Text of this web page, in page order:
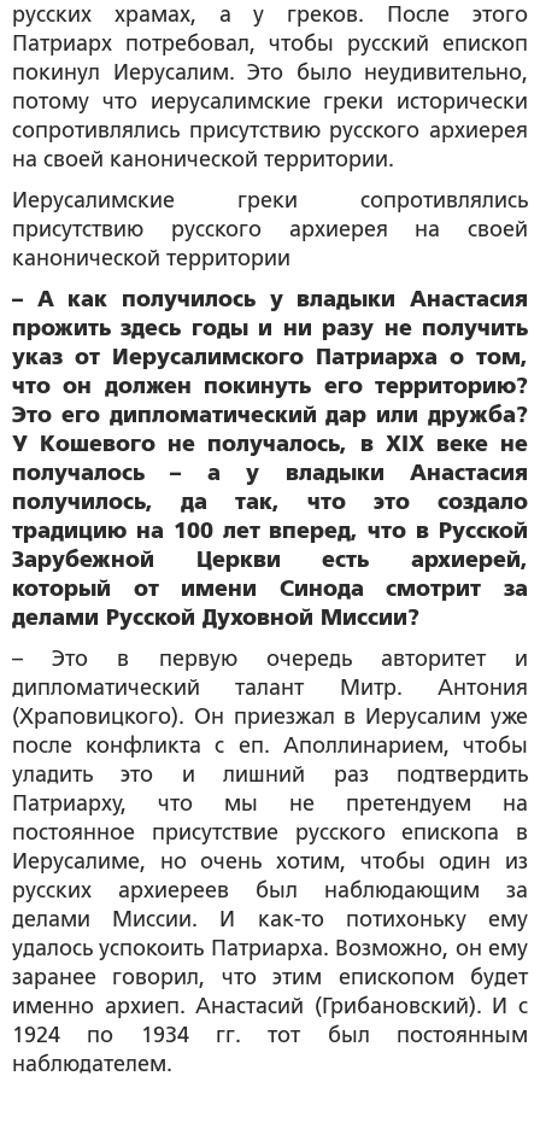
русских храмах, а у греков. После этого
Патриарх потребовал, чтобы русский епископ
покинул Иерусалим. Это было неудивительно,
потому что иерусалимские греки исторически
сопротивлялись присутствию русского архиерея
на своей канонической территории.
Иерусалимские греки сопротивлялись
присутствию русского архиерея на своей
канонической территории
– А как получилось у владыки Анастасия
прожить здесь годы и ни разу не получить
указ от Иерусалимского Патриарха о том,
что он должен покинуть его территорию?
Это его дипломатический дар или дружба?
У Кошевого не получалось, в XIX веке не
получалось – а у владыки Анастасия
получилось, да так, что это создало
традицию на 100 лет вперед, что в Русской
Зарубежной Церкви есть архиерей,
который от имени Синода смотрит за
делами Русской Духовной Миссии?
– Это в первую очередь авторитет и
дипломатический талант Митр. Антония
(Храповицкого). Он приезжал в Иерусалим уже
после конфликта с еп. Аполлинарием, чтобы
уладить это и лишний раз подтвердить
Патриарху, что мы не претендуем на
постоянное присутствие русского епископа в
Иерусалиме, но очень хотим, чтобы один из
русских архиереев был наблюдающим за
делами Миссии. И как-то потихоньку ему
удалось успокоить Патриарха. Возможно, он ему
заранее говорил, что этим епископом будет
именно архиеп. Анастасий (Грибановский). И с
1924 по 1934 гг. тот был постоянным
наблюдателем.